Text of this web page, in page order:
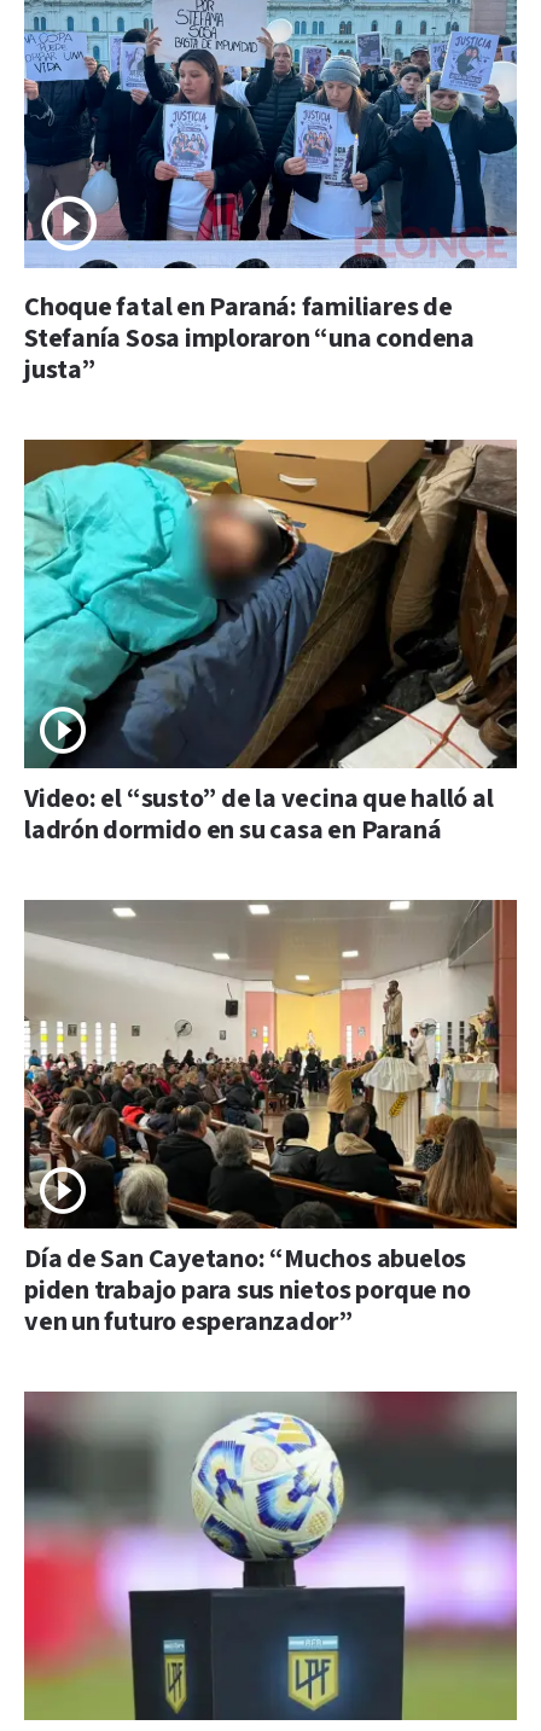
Choque fatal en Paraná: familiares de
Stefanía Sosa imploraron “una condena
justa”
Video: el “susto” de la vecina que halló al
ladrón dormido en su casa en Paraná
Día de San Cayetano: “Muchos abuelos
piden trabajo para sus nietos porque no
ven un futuro esperanzador”